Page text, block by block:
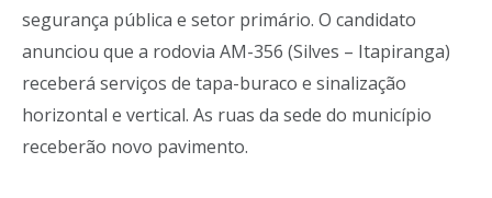
segurança pública e setor primário. O candidato
anunciou que a rodovia AM-356 (Silves – Itapiranga)
receberá serviços de tapa-buraco e sinalização
horizontal e vertical. As ruas da sede do município
receberão novo pavimento.